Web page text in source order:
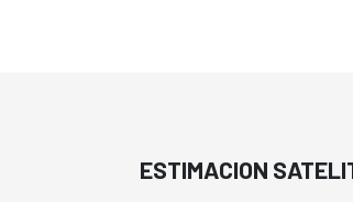
ESTIMACION